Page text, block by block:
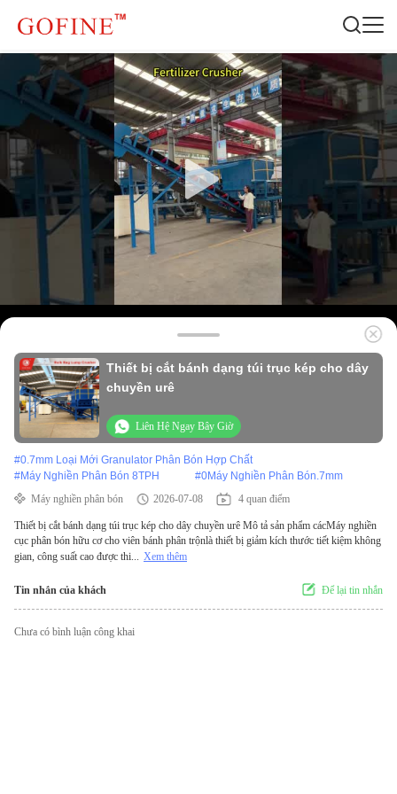
Thiết bị cắt bánh dạng túi trục kép cho dây
chuyền urê
Liên Hệ Ngay Bây Giờ
#0.7mm Loại Mới Granulator Phân Bón Hợp Chất
#Máy Nghiền Phân Bón 8TPH #0Máy Nghiền Phân Bón.7mm
Máy nghiền phân bón
2026-07-08 4 quan điểm
Thiết bị cắt bánh dạng túi trục kép cho dây chuyền urê Mô tả sản phẩm cácMáy nghiền
cục phân bón hữu cơ cho viên bánh phân trộnlà thiết bị giảm kích thước tiết kiệm không
gian, công suất cao được thi... Xem thêm
Tin nhắn của khách Để lại tin nhắn
Chưa có bình luận công khai